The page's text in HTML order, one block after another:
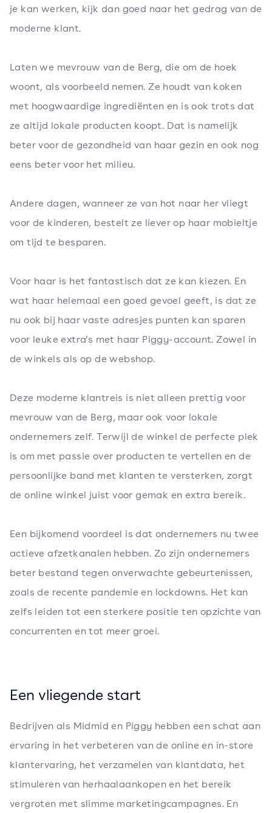
je kan werken, kijk dan goed naar het gedrag van de
moderne klant.
Laten we mevrouw van de Berg, die om de hoek
woont, als voorbeeld nemen. Ze houdt van koken
met hoogwaardige ingrediënten en is ook trots dat
ze altijd lokale producten koopt. Dat is namelijk
beter voor de gezondheid van haar gezin en ook nog
eens beter voor het milieu.
Andere dagen, wanneer ze van hot naar her vliegt
voor de kinderen, bestelt ze liever op haar mobieltje
om tijd te besparen.
Voor haar is het fantastisch dat ze kan kiezen. En
wat haar helemaal een goed gevoel geeft, is dat ze
nu ook bij haar vaste adresjes punten kan sparen
voor leuke extra’s met haar Piggy-account. Zowel in
de winkels als op de webshop.
Deze moderne klantreis is niet alleen prettig voor
mevrouw van de Berg, maar ook voor lokale
ondernemers zelf. Terwijl de winkel de perfecte plek
is om met passie over producten te vertellen en de
persoonlijke band met klanten te versterken, zorgt
de online winkel juist voor gemak en extra bereik.
Een bijkomend voordeel is dat ondernemers nu twee
actieve afzetkanalen hebben. Zo zijn ondernemers
beter bestand tegen onverwachte gebeurtenissen,
zoals de recente pandemie en lockdowns. Het kan
zelfs leiden tot een sterkere positie ten opzichte van
concurrenten en tot meer groei.
Een vliegende start
Bedrijven als Midmid en Piggy hebben een schat aan
ervaring in het verbeteren van de online en in-store
klantervaring, het verzamelen van klantdata, het
stimuleren van herhaalaankopen en het bereik
vergroten met slimme marketingcampagnes. En